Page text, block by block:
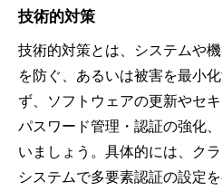
技術的対策
技術的対策とは、システムや
を防ぐ、あるいは被害を最小
ず、ソフトウェアの更新やセ
パスワード管理・認証の強化
いましょう。具体的には、ク
システムで多要素認証の設定